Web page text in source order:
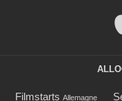
Filmstarts Allemagne